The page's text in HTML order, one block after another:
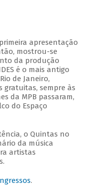
apresentação
mostrou-se
da produção
é o mais antigo
de Janeiro,
gratuitas, sempre às
da MPB passaram,
do Espaço
o Quintas no
da música
artistas
.